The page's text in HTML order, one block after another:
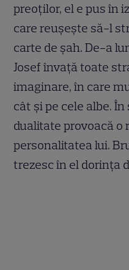
preoţilor, el e pus în
care reuşeşte să-l
carte de şah. De-a
Josef învaţă toate
imaginare, în care
cât şi pe cele albe.
dualitate provoacă
personalitatea lui.
trezesc în el dorinţa